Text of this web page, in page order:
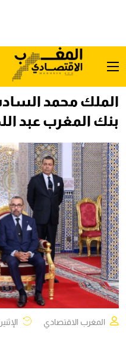
الملك محمد
بنك المغرب عبد
المغرب الاقتصادي الإثنين, 29 يوليو